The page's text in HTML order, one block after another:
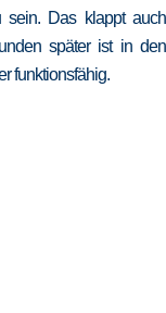
sein. Das klappt auch
später ist in den
funktionsfähig.